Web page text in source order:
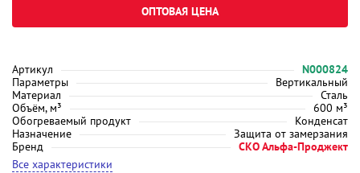
Артикул
N000824
Параметры
Вертикальный
Материал
Сталь
Объём, м³
600 м³
Обогреваемый продукт
Конденсат
Назначение
Защита от замерзания
Бренд
СКО Альфа-Проджект
Все характеристики
ОПТОВАЯ ЦЕНА